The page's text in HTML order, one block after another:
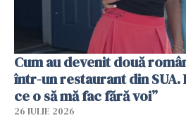
Cum au devenit două
într-un restaurant din SUA.
ce o să mă fac fără voi”
26 IULIE 2026